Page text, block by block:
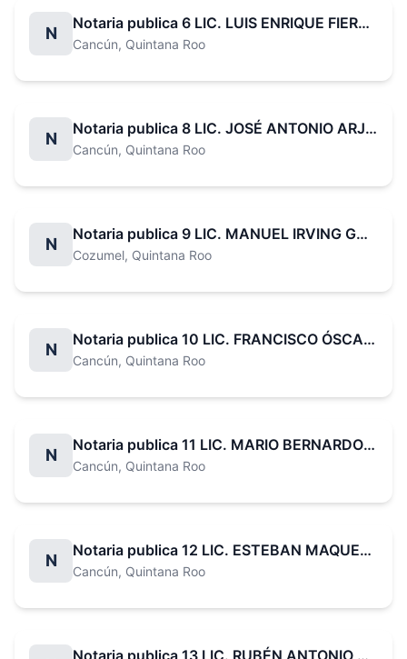
N
Notaria publica 6 LIC. LUIS ENRIQUE FIERRO SOSA
Cancún, Quintana Roo
N
Notaria publica 8 LIC. JOSÉ ANTONIO ARJONA IGLESIAS
Cancún, Quintana Roo
N
Notaria publica 9 LIC. MANUEL IRVING GARCÍA VALDEZ
Cozumel, Quintana Roo
N
Notaria publica 10 LIC. FRANCISCO ÓSCAR LECHÓN RUIZ
Cancún, Quintana Roo
N
Notaria publica 11 LIC. MARIO BERNARDO RAMÍREZ CANUL
Cancún, Quintana Roo
N
Notaria publica 12 LIC. ESTEBAN MAQUEO CORAL
Cancún, Quintana Roo
Notaria publica 13 LIC. RUBÉN ANTONIO BARAHONA LÓPEZ